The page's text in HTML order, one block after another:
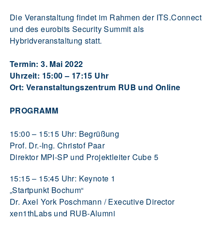
Die Veranstaltung findet im Rahmen der ITS.Connect
und des eurobits Security Summit als
Hybridveranstaltung statt.
Termin: 3. Mai 2022
Uhrzeit: 15:00 – 17:15 Uhr
Ort: Veranstaltungszentrum RUB und Online
PROGRAMM
15:00 – 15:15 Uhr: Begrüßung
Prof. Dr.-Ing. Christof Paar
Direktor MPI-SP und Projektleiter Cube 5
15:15 – 15:45 Uhr: Keynote 1
„Startpunkt Bochum“
Dr. Axel York Poschmann / Executive Director
xen1thLabs und RUB-Alumni